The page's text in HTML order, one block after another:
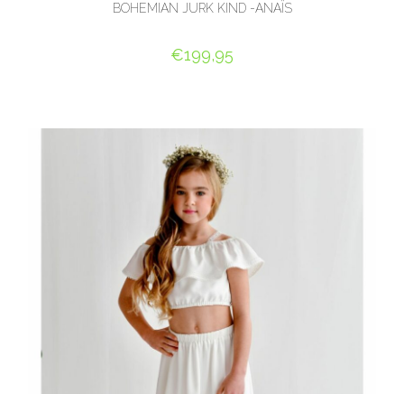
BOHEMIAN JURK KIND -ANAÏS
€199,95